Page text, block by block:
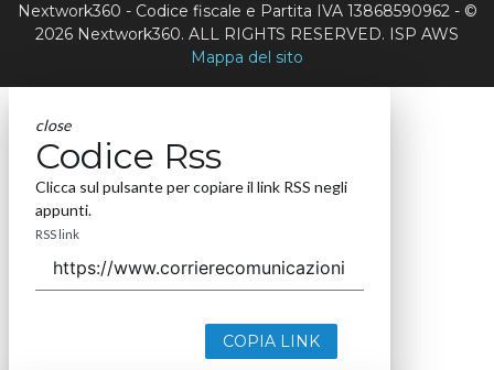
Nextwork360 - Codice fiscale e Partita IVA 13868590962 - ©
2026 Nextwork360. ALL RIGHTS RESERVED. ISP AWS
Mappa del sito
close
Codice Rss
Clicca sul pulsante per copiare il link RSS negli
appunti.
RSS link
COPIA LINK